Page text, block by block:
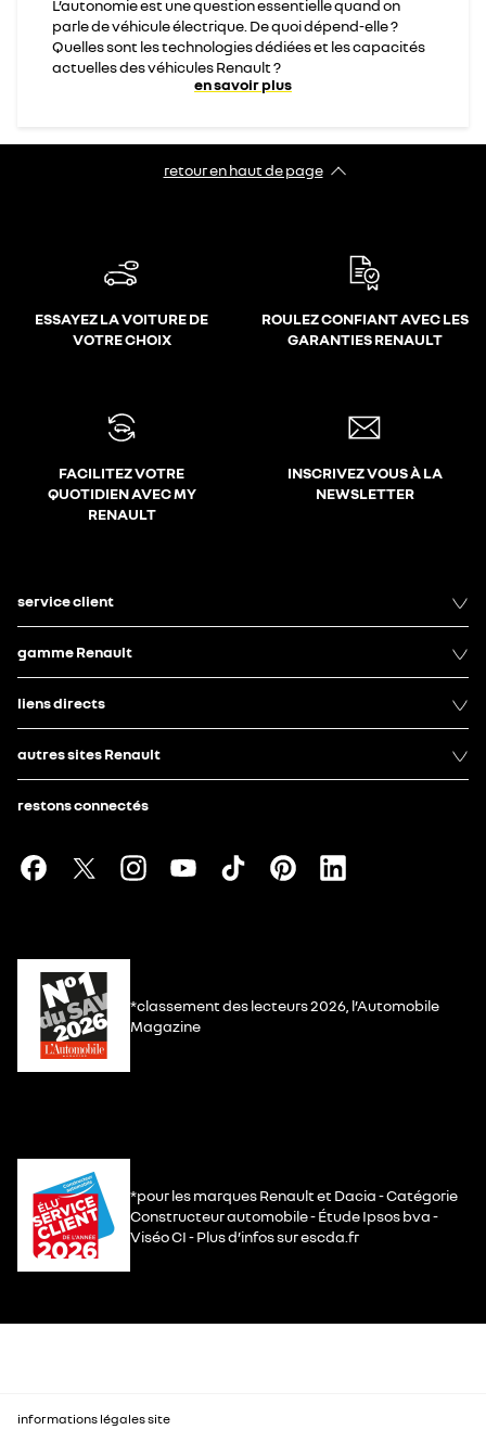
L’autonomie est une question essentielle quand on
parle de véhicule électrique. De quoi dépend-elle ?
Quelles sont les technologies dédiées et les capacités
actuelles des véhicules Renault ?
en savoir plus
retour en haut de page​
ESSAYEZ LA VOITURE DE
VOTRE CHOIX
ROULEZ CONFIANT AVEC LES
GARANTIES RENAULT
FACILITEZ VOTRE
QUOTIDIEN AVEC MY
RENAULT
INSCRIVEZ VOUS À LA
NEWSLETTER
service client
gamme Renault
liens directs
autres sites Renault
restons connectés
*classement des lecteurs 2026, l’Automobile
Magazine
*pour les marques Renault et Dacia - Catégorie
Constructeur automobile - Étude Ipsos bva -
Viséo CI - Plus d’infos sur escda.fr
informations légales site